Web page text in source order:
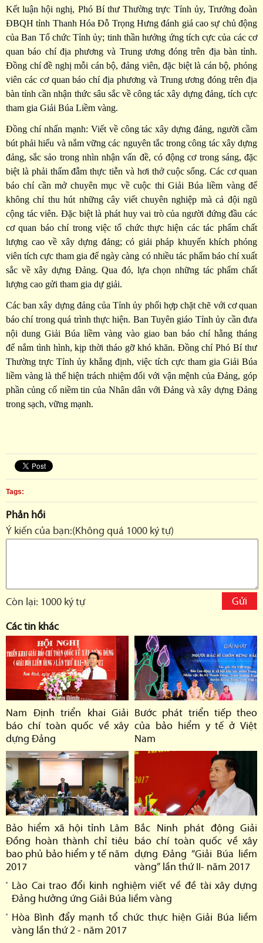
Kết luận hội nghị, Phó Bí thư Thường trực Tỉnh ủy, Trưởng đoàn
ĐBQH tỉnh Thanh Hóa Đỗ Trọng Hưng đánh giá cao sự chủ động
của Ban Tổ chức Tỉnh ủy; tinh thần hưởng ứng tích cực của các cơ
quan báo chí địa phương và Trung ương đóng trên địa bàn tỉnh.
Đồng chí đề nghị mỗi cán bộ, đảng viên, đặc biệt là cán bộ, phóng
viên các cơ quan báo chí địa phương và Trung ương đóng trên địa
bàn tỉnh cần nhận thức sâu sắc về công tác xây dựng đảng, tích cực
tham gia Giải Búa Liềm vàng.
Đồng chí nhấn mạnh: Viết về công tác xây dựng đảng, người cầm
bút phải hiểu và nắm vững các nguyên tắc trong công tác xây dựng
đảng, sắc sảo trong nhìn nhận vấn đề, có động cơ trong sáng, đặc
biệt là phải thấm đẫm thực tiễn và hơi thở cuộc sống. Các cơ quan
báo chí cần mở chuyên mục về cuộc thi Giải Búa liềm vàng để
không chỉ thu hút những cây viết chuyên nghiệp mà cả đội ngũ
cộng tác viên. Đặc biệt là phát huy vai trò của người đứng đầu các
cơ quan báo chí trong việc tổ chức thực hiện các tác phẩm chất
lượng cao về xây dựng đảng; có giải pháp khuyến khích phóng
viên tích cực tham gia để ngày càng có nhiều tác phẩm báo chí xuất
sắc về xây dựng Đảng. Qua đó, lựa chọn những tác phẩm chất
lượng cao gửi tham gia dự giải.
Các ban xây dựng đảng của Tỉnh ủy phối hợp chặt chẽ với cơ quan
báo chí trong quá trình thực hiện. Ban Tuyên giáo Tỉnh ủy cần đưa
nội dung Giải Búa liềm vàng vào giao ban báo chí hằng tháng
để nắm tình hình, kịp thời tháo gỡ khó khăn. Đồng chí Phó Bí thư
Thường trực Tỉnh ủy khẳng định, việc tích cực tham gia Giải Búa
liềm vàng là thể hiện trách nhiệm đối với vận mệnh của Đảng, góp
phần củng cố niềm tin của Nhân dân với Đảng và xây dựng Đảng
trong sạch, vững mạnh.
Tags:
Phản hồi
Ý kiến của bạn:(Không quá 1000 ký tự)
Còn lại: 1000 ký tự
Các tin khác
Nam Định triển khai Giải
báo chí toàn quốc về xây
dựng Đảng
Bước phát triển tiếp theo
của bảo hiểm y tế ở Việt
Nam
Bảo hiểm xã hội tỉnh Lâm
Đồng hoàn thành chỉ tiêu
bao phủ bảo hiểm y tế năm
2017
Bắc Ninh phát động Giải
báo chí toàn quốc về xây
dựng Đảng “Giải Búa liềm
vàng” lần thứ II- năm 2017
Lào Cai trao đổi kinh nghiệm viết về đề tài xây dựng
Đảng hưởng ứng Giải Búa liềm vàng
Hòa Bình đẩy mạnh tổ chức thực hiện Giải Búa liềm
vàng lần thứ 2 - năm 2017